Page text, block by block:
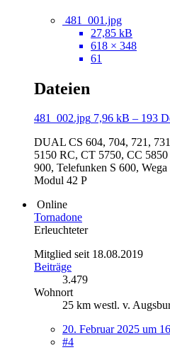
481_001.jpg
27,85 kB
618 × 348
61
Dateien
481_002.jpg 7,96 kB – 193
DUAL CS 604, 704, 721,
5150 RC, CT 5750, CC
900, Telefunken S 600,
Modul 42 P
Online
Tornadone
Erleuchteter
Mitglied seit 18.08.2019
Beiträge
3.479
Wohnort
25 km westl. v.
20. Februar 2025 um
#4